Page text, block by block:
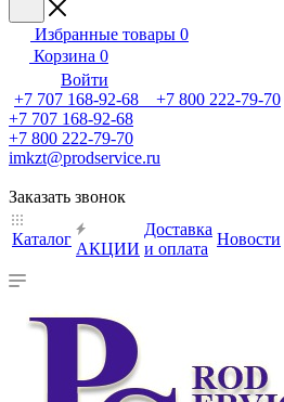
Избранные товары 0
Корзина 0
Войти
+7 707 168-92-68 +7 800 222-79-70
+7 707 168-92-68
+7 800 222-79-70
imkzt@prodservice.ru
Заказать звонок
Каталог
АКЦИИ
Доставка
и оплата
Новости